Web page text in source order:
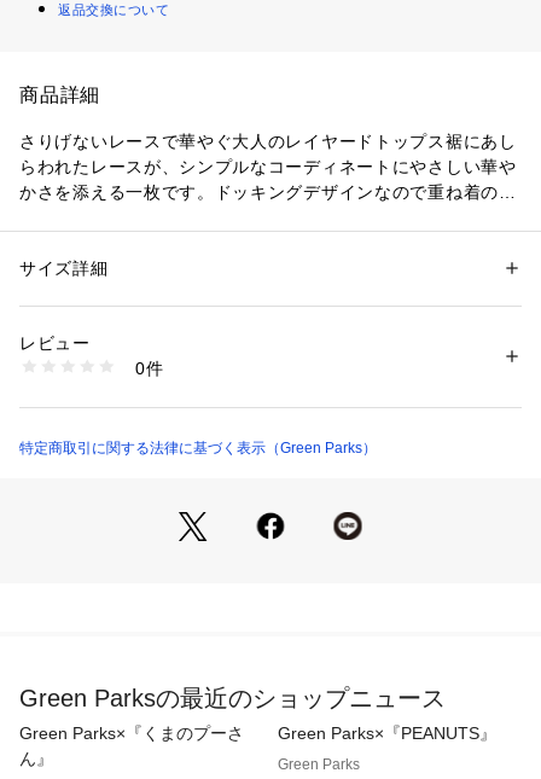
返品交換について
商品詳細
さりげないレースで華やぐ大人のレイヤードトップス裾にあし
らわれたレースが、シンプルなコーディネートにやさしい華や
かさを添える一枚です。ドッキングデザインなので重ね着のよ
すく、トップスの裾からちらりと見せるだけでこなれた印象を
やすく、日常使いからお出かけまで幅広く活躍する着回し力の
高いアイテムです。透け感[ややあり]
伸縮性[ややあり]
違って見える場合がございます。※お使いのモニター環境によ
って商品の色味が違って見える場合がございます。
性別：レディース
素材：A：本体 綿 100% ﾚｰｽ部分 ﾅｲﾛﾝ 100%
生産国：中国
1760400016921
サイズ詳細
レビュー
0件
特定商取引に関する法律に基づく表示（Green Parks）
Green Parksの最近のショップニュース
Green Parks×『くまのプーさ
ん』
Green Parks×『PEANUTS』
Green Parks